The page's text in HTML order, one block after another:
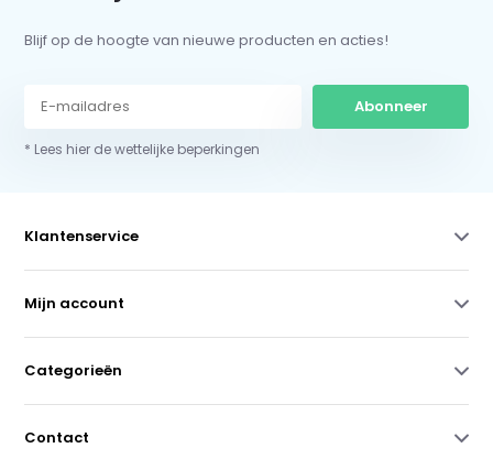
Blijf op de hoogte van nieuwe producten en acties!
Abonneer
* Lees hier de wettelijke beperkingen
Klantenservice
Mijn account
Categorieën
Contact